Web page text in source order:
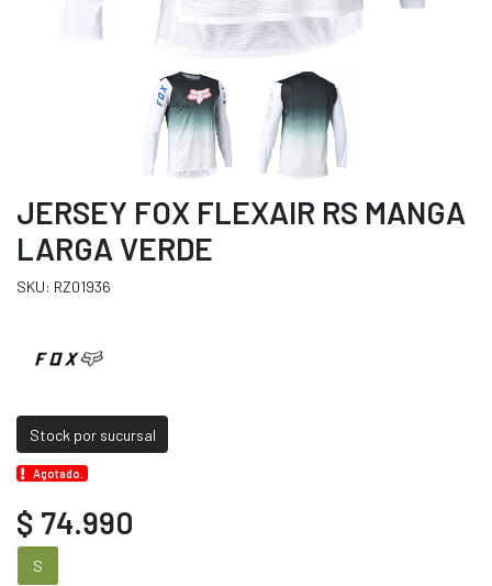
JERSEY FOX FLEXAIR RS MANGA
LARGA VERDE
SKU: RZ01936
Stock por sucursal
Agotado.
$ 74.990
S